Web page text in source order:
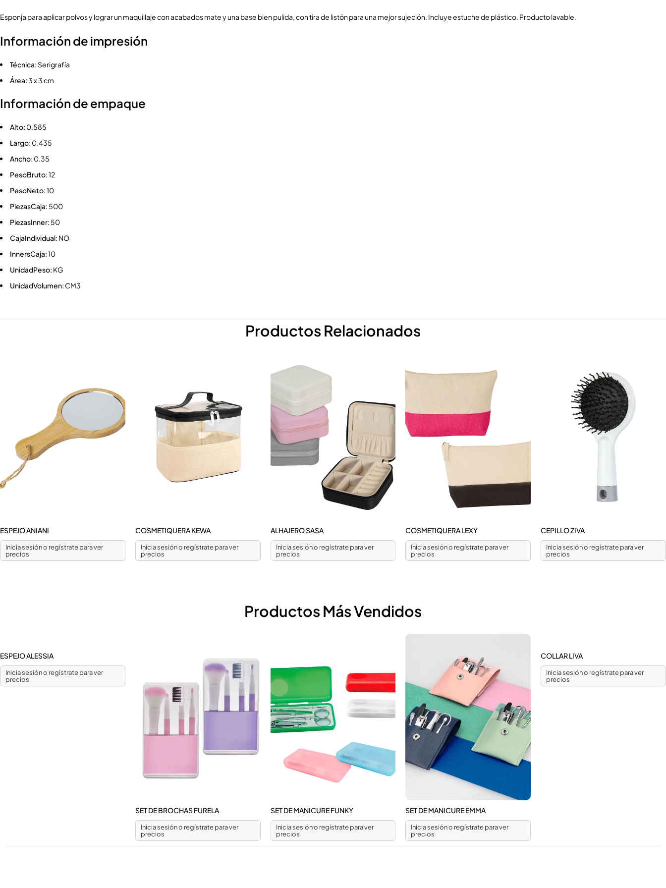
Esponja para aplicar polvos y lograr un maquillaje con acabados mate y una base bien pulida, con tira de listón para una mejor sujeción. Incluye estuche de plástico. Producto lavable.
Información de impresión
Técnica: Serigrafía
Área: 3 x 3 cm
Información de empaque
Alto: 0.585
Largo: 0.435
Ancho: 0.35
PesoBruto:12
PesoNeto:10
PiezasCaja: 500
PiezasInner: 50
CajaIndividual: NO
InnersCaja:10
UnidadPeso: KG
UnidadVolumen: CM3
Productos Relacionados
ESPEJO ANIANI
Inicia sesión o regístrate para ver
precios
COSMETIQUERA KEWA
Inicia sesión o regístrate para ver
precios
ALHAJERO SASA
Inicia sesión o regístrate para ver
precios
COSMETIQUERA LEXY
Inicia sesión o regístrate para ver
precios
CEPILLO ZIVA
Inicia sesión o regístrate para ver
precios
Productos Más Vendidos
ESPEJO ALESSIA
Inicia sesión o regístrate para ver
precios
SET DE BROCHAS FURELA
Inicia sesión o regístrate para ver
precios
SET DE MANICURE FUNKY
Inicia sesión o regístrate para ver
precios
SET DE MANICURE EMMA
Inicia sesión o regístrate para ver
precios
COLLAR LIVA
Inicia sesión o regístrate para ver
precios